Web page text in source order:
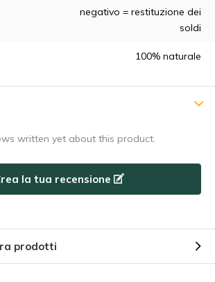
negativo = restituzione dei
soldi
100% naturale
written yet about this product.
la tua recensione
prodotti
ultimi prodotti e ottenere uno
sconto del
sul vostro primo acquisto! 😀
il codice sconto, prima che scada!